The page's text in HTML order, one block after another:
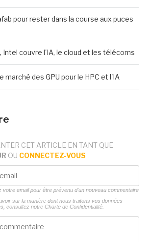
pour rester dans la course aux puces
Intel couvre l'IA, le cloud et les télécoms
marché des GPU pour le HPC et l'IA
CET ARTICLE EN TANT QUE
OU CONNECTEZ-VOUS
votre email pour être prévenu d'un nouveau commentaire
sur la manière dont nous traitons vos données
consultez notre Charte de Confidentialité.